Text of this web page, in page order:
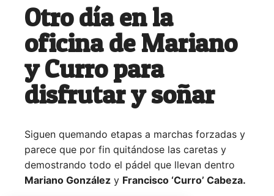
Otro día en la
oficina de Mariano
y Curro para
disfrutar y soñar
Siguen quemando etapas a marchas forzadas y
parece que por fin quitándose las caretas y
demostrando todo el pádel que llevan dentro
Mariano González y Francisco ‘Curro’ Cabeza.